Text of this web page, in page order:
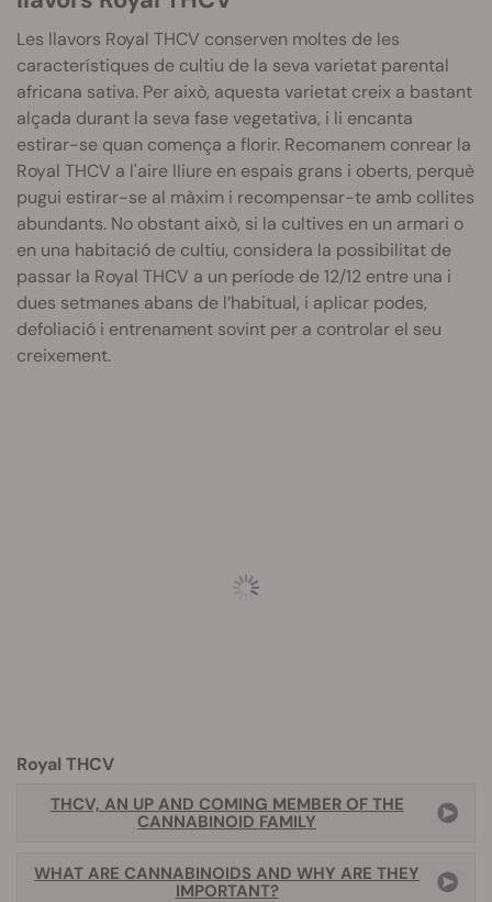
Les llavors Royal THCV conserven moltes de les
característiques de cultiu de la seva varietat parental
africana sativa. Per això, aquesta varietat creix a bastant
alçada durant la seva fase vegetativa, i li encanta
estirar-se quan comença a florir. Recomanem conrear la
Royal THCV a l'aire lliure en espais grans i oberts, perquè
pugui estirar-se al màxim i recompensar-te amb collites
abundants. No obstant això, si la cultives en un armari o
en una habitació de cultiu, considera la possibilitat de
passar la Royal THCV a un període de 12/12 entre una i
dues setmanes abans de l’habitual, i aplicar podes,
defoliació i entrenament sovint per a controlar el seu
creixement.
Royal THCV
THCV, AN UP AND COMING MEMBER OF THE
CANNABINOID FAMILY
WHAT ARE CANNABINOIDS AND WHY ARE THEY
IMPORTANT?